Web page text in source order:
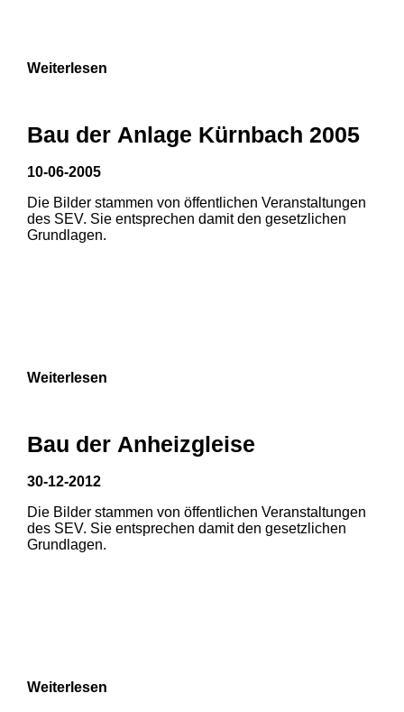
1 2
1 2
Weiterlesen
Bau der Anlage Kürnbach 2005
10-06-2005
Die Bilder stammen von öffentlichen Veranstaltungen
des SEV. Sie entsprechen damit den gesetzlichen
Grundlagen.
Weiterlesen
Bau der Anheizgleise
30-12-2012
Die Bilder stammen von öffentlichen Veranstaltungen
des SEV. Sie entsprechen damit den gesetzlichen
Grundlagen.
Weiterlesen